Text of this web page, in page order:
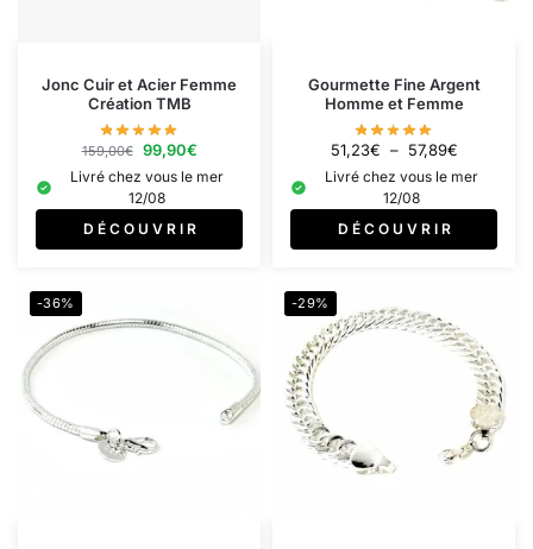
Jonc Cuir et Acier Femme
Création TMB
159,00€ 99,90€
Livré chez vous le mer
12/08
D É C O U V R I R
Gourmette Fine Argent
Homme et Femme
51,23€ – 57,89€
Livré chez vous le mer
12/08
D É C O U V R I R
-36% -29%